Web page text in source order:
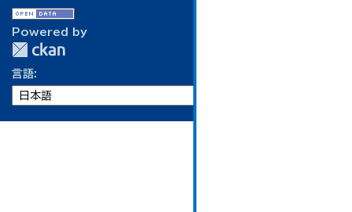
Powered by
言語